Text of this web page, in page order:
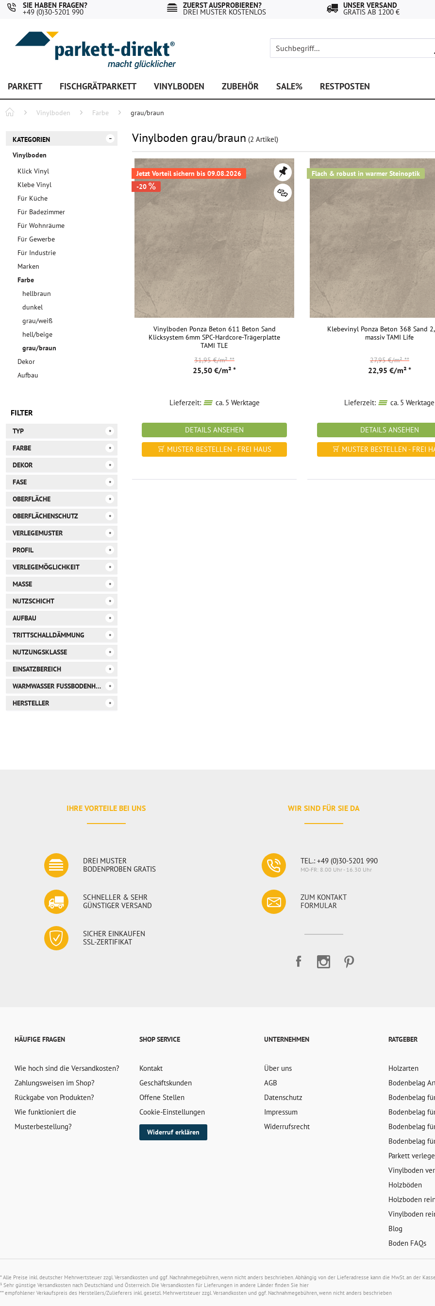
SIE HABEN FRAGEN?
+49 (0)30-5201 990
ZUERST AUSPROBIEREN?
DREI MUSTER KOSTENLOS
UNSER VERSAND
GRATIS AB 1200 €
PARKETT FISCHGRÄTPARKETT VINYLBODEN ZUBEHÖR SALE% RESTPOSTEN
Vinylboden Farbe grau/braun
KATEGORIEN
Vinylboden
Klick Vinyl
Klebe Vinyl
Für Küche
Für Badezimmer
Für Wohnräume
Für Gewerbe
Für Industrie
Marken
Farbe
hellbraun
dunkel
grau/weiß
hell/beige
grau/braun
Dekor
Aufbau
FILTER
TYP
Klick Vinyl
Klebe Vinyl
FARBE
Sand
DEKOR
Beton
FASE
4-seitig gefast
OBERFLÄCHE
Steinstruktur
OBERFLÄCHENSCHUTZ
PUR-Vergütung
VERLEGEMUSTER
Fliesenformat
PROFIL
Klicksystem
glattkant
VERLEGEMÖGLICHKEIT
schwimmend mit Klick
vollflächig verklebt
MASSE
940x470x6mm
940x470x2,5mm
NUTZSCHICHT
0,5mm
AUFBAU
SPC-Träger
TRITTSCHALLDÄMMUNG
integriert
NUTZUNGSKLASSE
33/42*
EINSATZBEREICH
Wohnung/Gewerbe/Industrie
WARMWASSER FUSSBODENHEIZUNG
geeignet
HERSTELLER
Vinylboden grau/braun (2 Artikel)
Jetzt Vorteil sichern bis 09.08.2026
-20
Vinylboden Ponza Beton 611 Beton Sand
Klicksystem 6mm SPC-Hardcore-Trägerplatte
TAMI TLE
25,50 €/m² *
31,95 €/m²**
Lieferzeit: ca. 5 Werktage
DETAILS ANSEHEN
MUSTER BESTELLEN - FREI HAUS
Flach & robust in warmer Steinoptik
Klebevinyl Ponza Beton 368 Sand
massiv TAMI Life
22,95 €/m² *
27,95 €/m²**
Lieferzeit: ca. 5 Werktage
DETAILS ANSEHEN
MUSTER BESTELLEN - FREI
IHRE VORTEILE BEI UNS
DREI MUSTER
BODENPROBEN GRATIS
SCHNELLER & SEHR
GÜNSTIGER VERSAND
SICHER EINKAUFEN
SSL-ZERTIFIKAT
WIR SIND FÜR SIE DA
TEL.: +49 (0)30-5201 990
MO-FR: 8.00 Uhr - 16.30 Uhr
ZUM KONTAKT
FORMULAR
HÄUFIGE FRAGEN
Wie hoch sind die Versandkosten?
Zahlungsweisen im Shop?
Rückgabe von Produkten?
Wie funktioniert die
Musterbestellung?
SHOP SERVICE
Kontakt
Geschäftskunden
Offene Stellen
Cookie-Einstellungen
Widerruf erklären
UNTERNEHMEN
Über uns
AGB
Datenschutz
Impressum
Widerrufsrecht
RATGEBER
Holzarten
Bodenbelag
Bodenbelag
Bodenbelag
Bodenbelag
Bodenbelag
Parkett
Vinylboden
Holzböden
Holzboden
Vinylboden
Blog
Boden FAQs
* Alle Preise inkl. deutscher Mehrwertsteuer zzgl.Versandkosten und ggf. Nachnahmegebühren, wenn nicht anders beschrieben. Abhängig von der Lieferadresse kann die MwSt. an der
¹ Sehr günstige Versandkosten nach Deutschland und Österreich. Die Versandkosten für Lieferungen in andere Länder finden Sie hier
** empfohlener Verkaufspreis des Herstellers/Zulieferers inkl. gesetzl. Mehrwertsteuer zzgl.Versandkosten und ggf. Nachnahmegebühren, wenn nicht anders beschrieben